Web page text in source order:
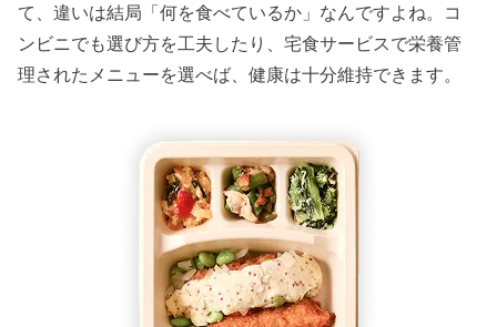
て、違いは結局「何を食べているか」なんですよね。コ
ンビニでも選び方を工夫したり、宅食サービスで栄養管
理されたメニューを選べば、健康は十分維持できます。